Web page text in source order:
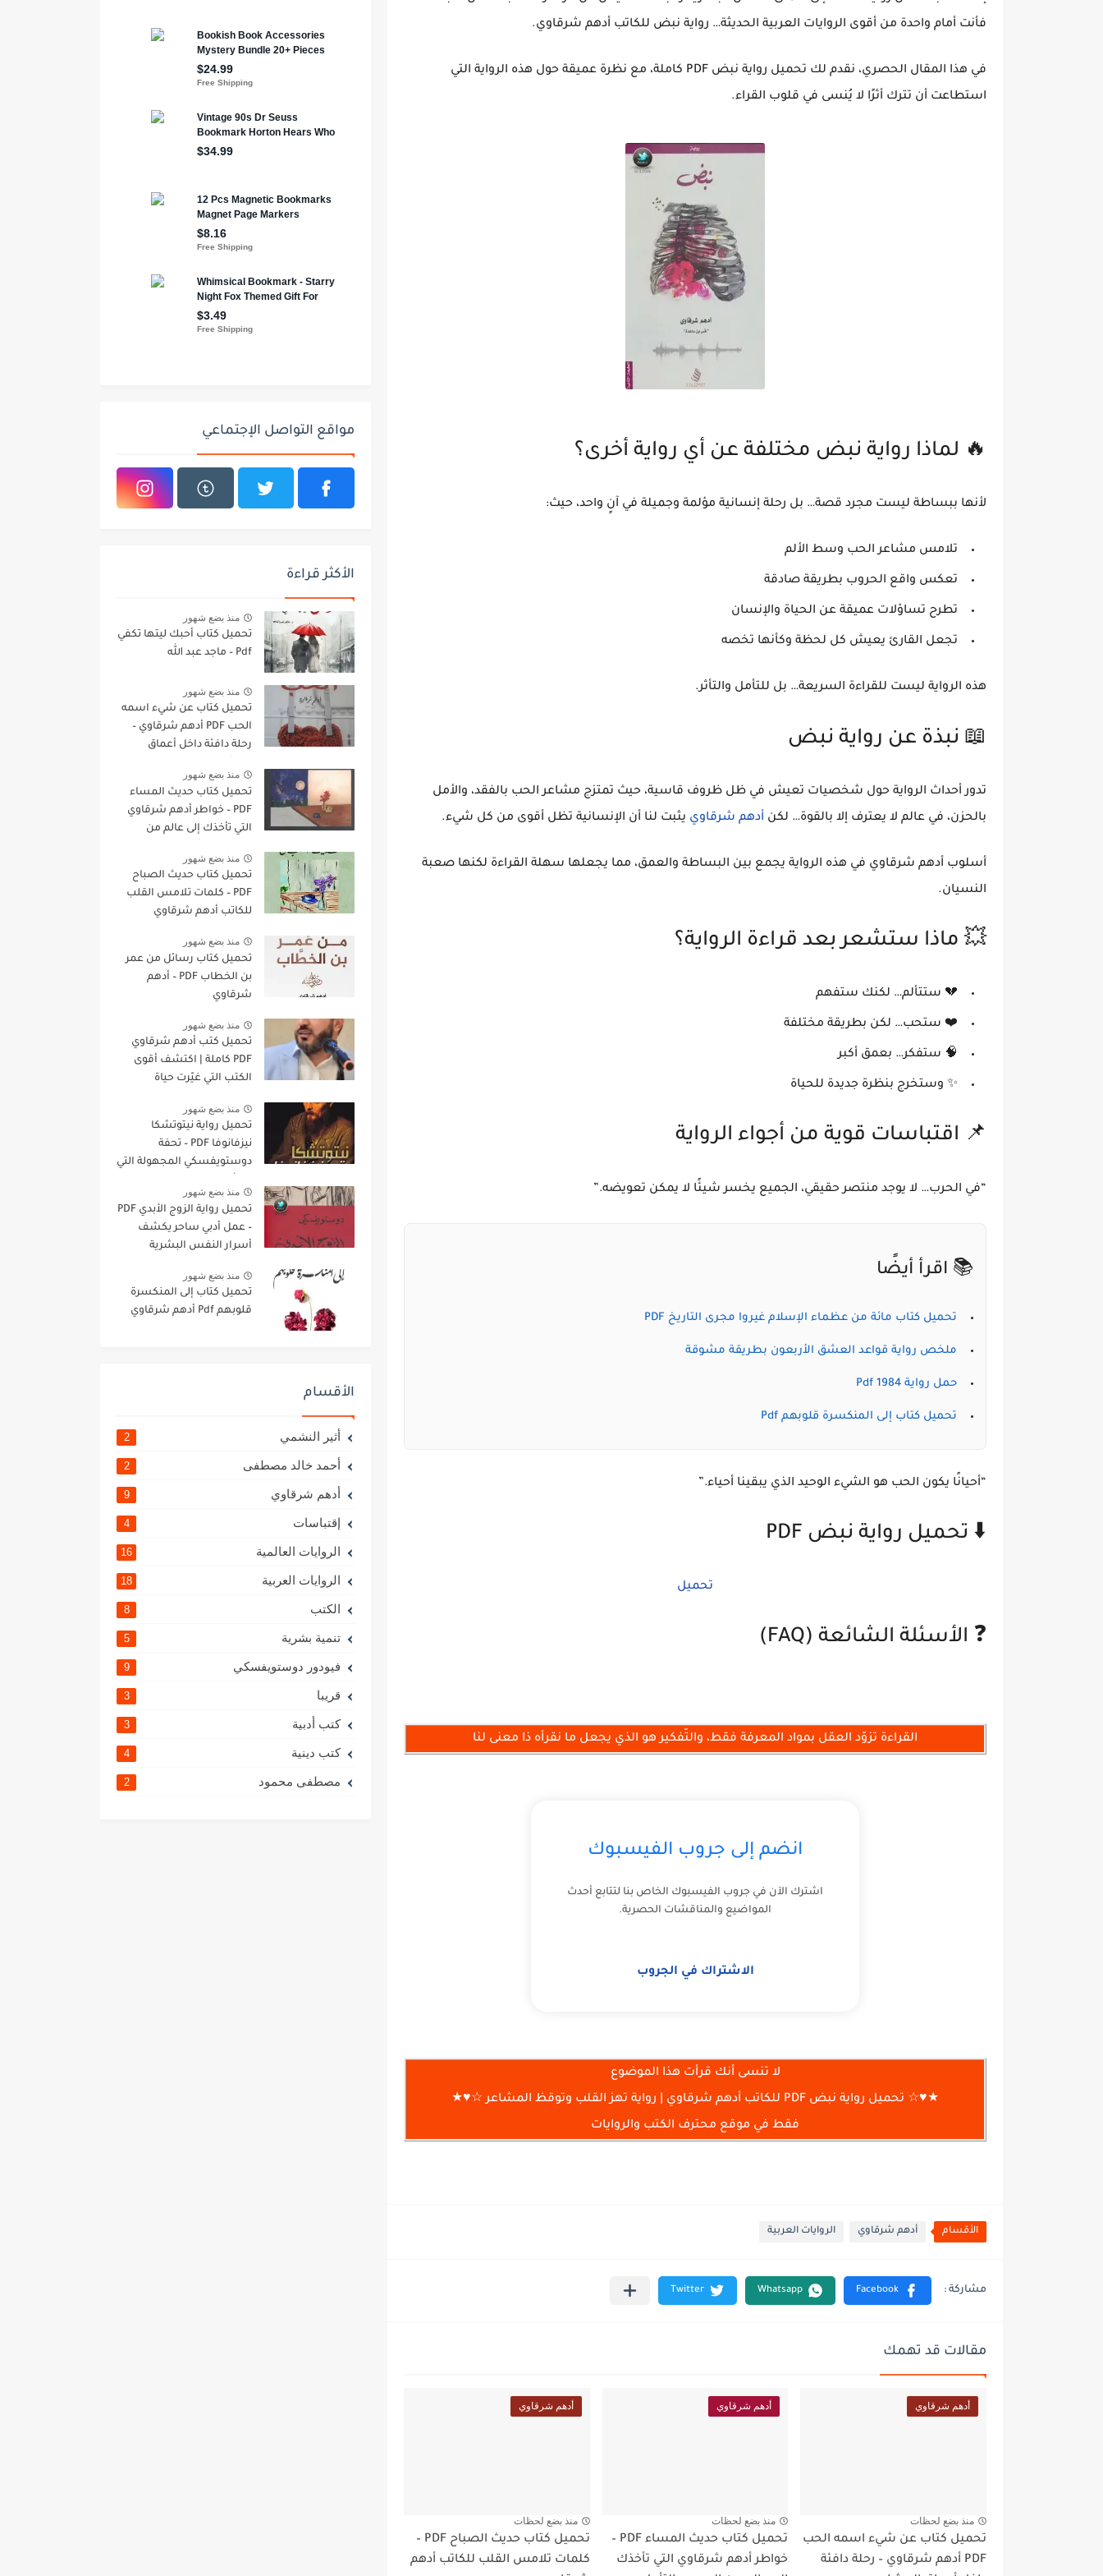
فأنت أمام واحدة من أقوى الروايات العربية الحديثة… رواية نبض للكاتب أدهم شرقاوي.
في هذا المقال الحصري، نقدم لك تحميل رواية نبض PDF
كاملة، مع نظرة عميقة حول هذه الرواية التي
استطاعت أن تترك أثرًا لا يُنسى في قلوب القراء.
🔥 لماذا رواية نبض مختلفة عن أي رواية أخرى؟
لأنها ببساطة ليست مجرد قصة… بل رحلة إنسانية مؤلمة وجميلة في آنٍ واحد، حيث:
تلامس مشاعر الحب وسط الألم
تعكس واقع الحروب بطريقة صادقة
تطرح تساؤلات عميقة عن الحياة والإنسان
تجعل القارئ يعيش كل لحظة وكأنها تخصه
هذه الرواية ليست للقراءة السريعة… بل للتأمل والتأثر.
📖 نبذة عن رواية نبض
تدور أحداث الرواية حول شخصيات تعيش في ظل ظروف قاسية، حيث تمتزج مشاعر الحب بالفقد، والأمل
بالحزن، في عالم لا يعترف إلا بالقوة… لكن أدهم شرقاوي يثبت لنا أن الإنسانية تظل أقوى من كل شيء.
أسلوب أدهم شرقاوي في هذه الرواية يجمع بين البساطة والعمق، مما يجعلها سهلة القراءة لكنها صعبة
النسيان.
💥 ماذا ستشعر بعد قراءة الرواية؟
💔 ستتألم… لكنك ستفهم
❤️ ستحب… لكن بطريقة مختلفة
🧠 ستفكر… بعمق أكبر
✨ وستخرج بنظرة جديدة للحياة
📌 اقتباسات قوية من أجواء الرواية
“في الحرب… لا يوجد منتصر حقيقي، الجميع يخسر شيئًا لا يمكن تعويضه.”
📚 اقرأ أيضًا
تحميل كتاب مائة من عظماء الإسلام غيروا مجرى التاريخ PDF
ملخص رواية قواعد العشق الأربعون بطريقة مشوقة
حمل رواية 1984 Pdf
تحميل كتاب إلى المنكسرة قلوبهم Pdf
“أحيانًا يكون الحب هو الشيء الوحيد الذي يبقينا أحياء.”
⬇️ تحميل رواية نبض PDF
تحميل
❓ الأسئلة الشائعة (FAQ)
القراءة تزوّد العقل بمواد المعرفة فقط، والتّفكير هو الذي يجعل ما نقرأه ذا معنى لنا
انضم إلى جروب الفيسبوك
اشترك الآن في جروب الفيسبوك الخاص بنا لتتابع أحدث
المواضيع والمناقشات الحصرية.
الاشتراك في الجروب
لا تنسى أنك قرأت هذا الموضوع
★♥☆ تحميل رواية نبض PDF للكاتب أدهم شرقاوي | رواية تهز القلب وتوقظ المشاعر ☆♥★
فقط في موقع محترف الكتب والروايات
الأقسام أدهم شرقاوي الروايات العربية
مقالات قد تهمك
أدهم شرقاوي
منذ بضع لحظات
تحميل كتاب عن شيء اسمه الحب
PDF أدهم شرقاوي – رحلة دافئة
أدهم شرقاوي
منذ بضع لحظات
تحميل كتاب حديث المساء PDF –
خواطر أدهم شرقاوي التي تأخذك
أدهم شرقاوي
منذ بضع لحظات
تحميل كتاب حديث الصباح PDF –
كلمات تلامس القلب للكاتب أدهم
مواقع التواصل الإجتماعي
الأكثر قراءة
منذ بضع شهور
تحميل كتاب أحبك ليتها تكفي
Pdf – ماجد عبد الله
منذ بضع شهور
تحميل كتاب عن شيء اسمه
الحب PDF أدهم شرقاوي –
رحلة دافئة داخل أعماق
منذ بضع شهور
تحميل كتاب حديث المساء
PDF – خواطر أدهم شرقاوي
التي تأخذك إلى عالم من
منذ بضع شهور
تحميل كتاب حديث الصباح
PDF – كلمات تلامس القلب
للكاتب أدهم شرقاوي
منذ بضع شهور
تحميل كتاب رسائل من عمر
بن الخطاب PDF – أدهم
شرقاوي
منذ بضع شهور
تحميل كتب أدهم شرقاوي
PDF كاملة | اكتشف أقوى
الكتب التي غيّرت حياة
منذ بضع شهور
تحميل رواية نيتوتشكا
نيزفانوفا PDF – تحفة
دوستويفسكي المجهولة التي
منذ بضع شهور
تحميل رواية الزوج الأبدي PDF
– عمل أدبي ساحر يكشف
أسرار النفس البشرية
منذ بضع شهور
تحميل كتاب إلى المنكسرة
قلوبهم Pdf أدهم شرقاوي
الأقسام
أثير النشمي 2
أحمد خالد مصطفى 2
أدهم شرقاوي 9
إقتباسات 4
الروايات العالمية 16
الروايات العربية 18
الكتب 8
تنمية بشرية 5
فيودور دوستويفسكي 9
قريبا 3
كتب أدبية 3
كتب دينية 4
مصطفى محمود 2